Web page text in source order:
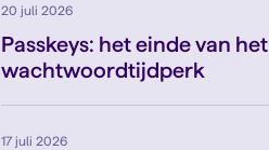
20 juli 2026
Passkeys: het einde van het
wachtwoordtijdperk
17 juli 2026